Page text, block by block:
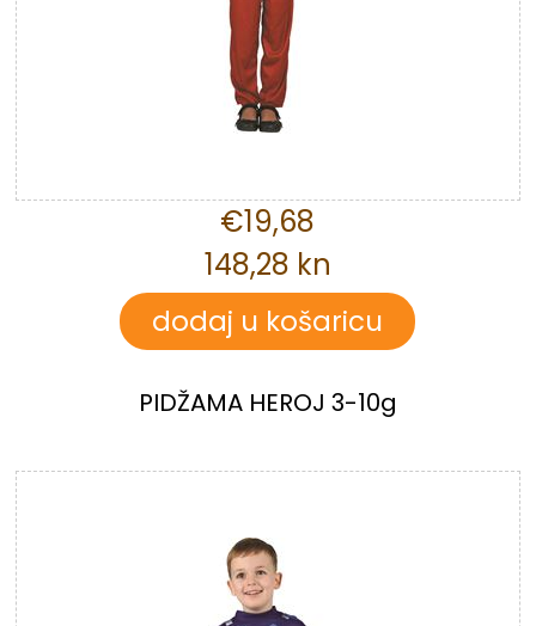
€19,68
148,28 kn
PIDŽAMA HEROJ 3-10g